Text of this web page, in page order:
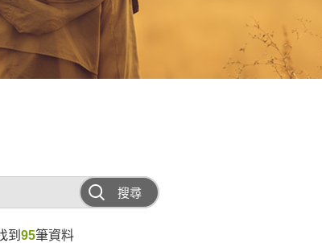
搜尋
到 95筆資料